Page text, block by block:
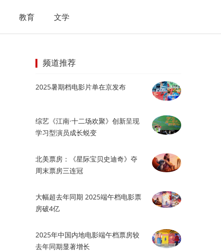
教育 文学
频道推荐
2025暑期档电影片单在京发布
综艺《江南·十二场欢聚》创新呈现
学习型演员成长蜕变
北美票房：《星际宝贝史迪奇》夺
周末票房三连冠
大幅超去年同期 2025端午档电影票
房破4亿
2025年中国内地电影端午档票房较
去年同期显著增长